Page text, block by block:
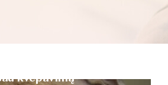
kvėpavimą